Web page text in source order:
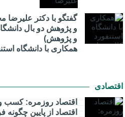
گفتگو با دکتر
و پژوهش دو بال
و پژوهش)
همکاری با دانشگاه
اقتصادی
اقتصاد روزمره: کسب‌
اقتصاد از پایین